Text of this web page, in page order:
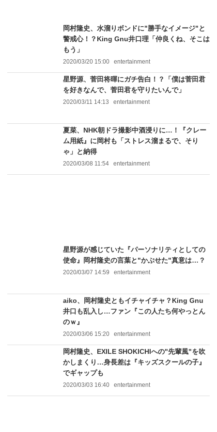
岡村隆史、水溜りボンドに"勝手なイメージ"と
警戒心！？King Gnu井口理「仲良くね、そこは
もう」
2020/03/20 15:00 entertainment
星野源、菅田将暉にガチ告白！？「僕は菅田君
を好きなんで、菅田君を守りたいんで」
2020/03/11 14:13 entertainment
夏菜、NHK朝ドラ撮影中酒浸りに…！『クレー
ム用紙』に岡村も「ストレス溜まるで、そり
ゃ」と納得
2020/03/08 11:54 entertainment
星野源が感じていた『パーソナリティとしての
使命』岡村隆史の言葉と"かぶせた"真意は…？
2020/03/07 14:59 entertainment
aiko、岡村隆史ともイチャイチャ？King Gnu
井口も乱入し…ファン『この人たち何やっとん
のｗ』
2020/03/06 15:20 entertainment
岡村隆史、EXILE SHOKICHIへの"先輩風"を吹
かしまくり…身長差は『キッズスクールの子』
でギャップも
2020/03/03 16:40 entertainment